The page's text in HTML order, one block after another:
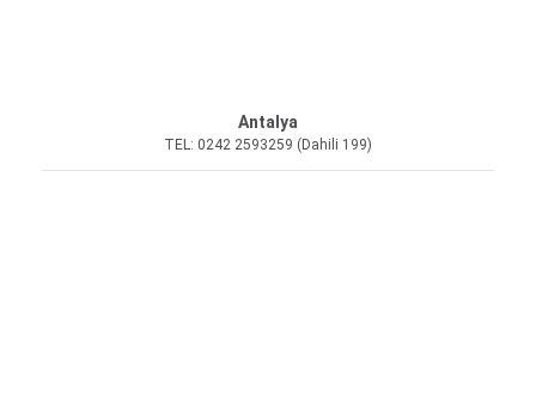
Antalya
TEL: 0242 2593259 (Dahili 199)